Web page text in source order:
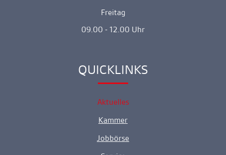
Freitag
09.00 - 12.00 Uhr
Ankerlink
QUICKLINKS
Aktuelles
Kammer
Jobbörse